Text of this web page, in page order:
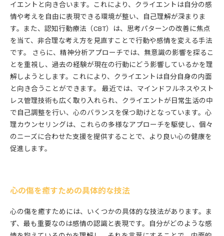
イエントと向き合います。これにより、クライエントは自分の感
情や考えを自由に表現できる環境が整い、自己理解が深まりま
す。また、認知行動療法（CBT）は、思考パターンの改善に焦点
を当て、非合理な考え方を見直すことで行動や感情を変える手法
です。 さらに、精神分析アプローチでは、無意識の影響を探るこ
とを重視し、過去の経験が現在の行動にどう影響しているかを理
解しようとします。これにより、クライエントは自分自身の内面
と向き合うことができます。 最近では、マインドフルネスやスト
レス管理技術も広く取り入れられ、クライエントが日常生活の中
で自己調整を行い、心のバランスを保つ助けとなっています。心
理カウンセリングは、これらの多様なアプローチを駆使し、個々
のニーズに合わせた支援を提供することで、より良い心の健康を
促進します。
心の傷を癒すための具体的な技法
心の傷を癒すためには、いくつかの具体的な技法があります。ま
ず、最も重要なのは感情の認識と表現です。自分がどのような感